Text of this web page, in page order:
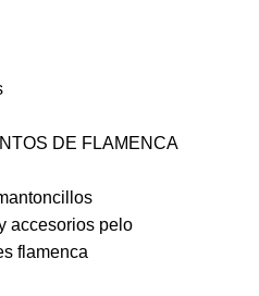
DE FLAMENCA
accesorios pelo
flamenca